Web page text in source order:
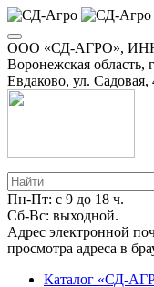
ООО «СД-АГРО», ИНН/
Воронежская область,
Евдаково, ул. Садовая,
Пн-Пт: с 9 до 18 ч.
Сб-Вс: выходной.
8-800-100-34-01
Адрес электронной